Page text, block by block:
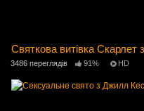
Святкова витівка Скарлет
3486 переглядів 91% HD